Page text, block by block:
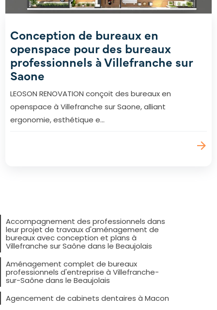
Conception de bureaux en
openspace pour des bureaux
professionnels à Villefranche sur
Saone
LEOSON RENOVATION conçoit des bureaux en
openspace à Villefranche sur Saone, alliant
ergonomie, esthétique e...
Accompagnement des professionnels dans
leur projet de travaux d'aménagement de
bureaux avec conception et plans à
Villefranche sur Saône dans le Beaujolais
Aménagement complet de bureaux
professionnels d'entreprise à Villefranche-
sur-Saône dans le Beaujolais
Agencement de cabinets dentaires à Macon